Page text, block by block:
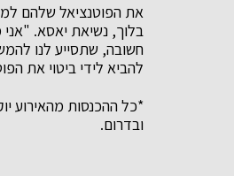
את הפוטנציאל שלהם
בלוך, נשיאת יאסא.
חשובה, שתסייע לנו
להביא לידי ביטוי את
*כל ההכנסות מהאירוע
ובדרום.